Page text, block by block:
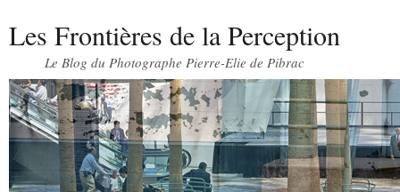
Les Frontières de la Perception
Le Blog du Photographe Pierre-Elie de Pibrac